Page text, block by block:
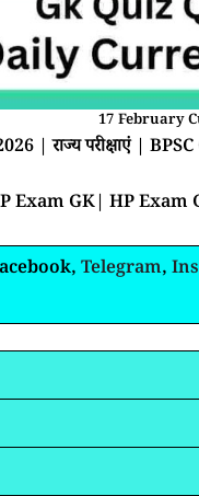
17 February
| राज्य परीक्षाएं |
GK| HP Exam
Telegram,